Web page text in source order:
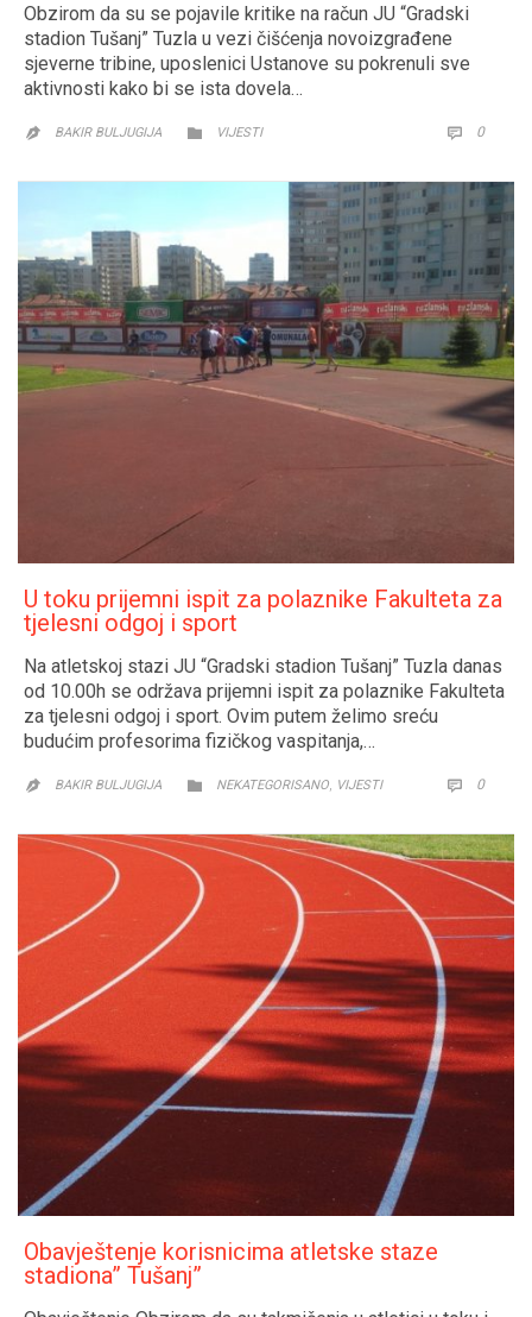
Obzirom da su se pojavile kritike na račun JU “Gradski
stadion Tušanj” Tuzla u vezi čišćenja novoizgrađene
sjeverne tribine, uposlenici Ustanove su pokrenuli sve
aktivnosti kako bi se ista dovela…
 BAKIR BULJUGIJA  CATEGORY
VIJESTI  0
U toku prijemni ispit za polaznike Fakulteta za
tjelesni odgoj i sport
Na atletskoj stazi JU “Gradski stadion Tušanj” Tuzla danas
od 10.00h se održava prijemni ispit za polaznike Fakulteta
za tjelesni odgoj i sport. Ovim putem želimo sreću
budućim profesorima fizičkog vaspitanja,…
 BAKIR BULJUGIJA  CATEGORY
NEKATEGORISANO, VIJESTI  0
Obavještenje korisnicima atletske staze
stadiona” Tušanj”